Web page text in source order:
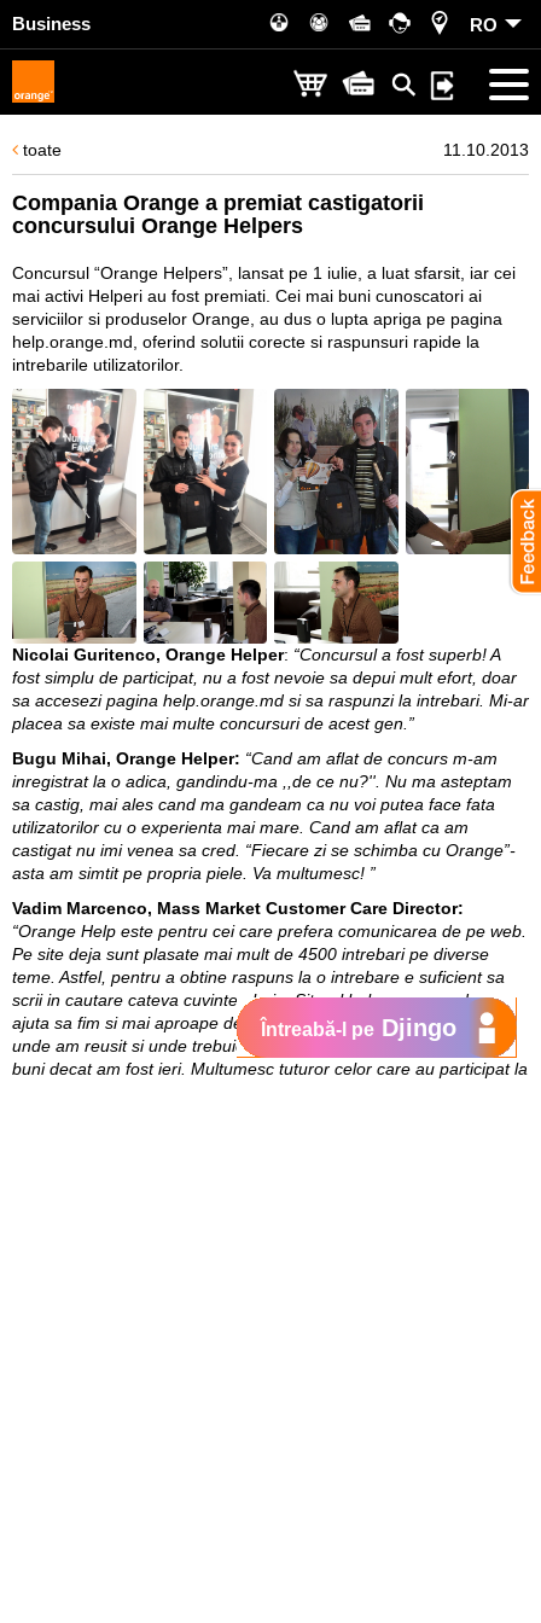
Business RO
toate 11.10.2013
Compania Orange a premiat castigatorii
concursului Orange Helpers
Concursul “Orange Helpers”, lansat pe 1 iulie, a luat sfarsit, iar cei
mai activi Helperi au fost premiati. Cei mai buni cunoscatori ai
serviciilor si produselor Orange, au dus o lupta apriga pe pagina
help.orange.md , oferind solutii corecte si raspunsuri rapide la
intrebarile utilizatorilor.
Nicolai Guritenco, Orange Helper: “Concursul a fost superb! A
fost simplu de participat, nu a fost nevoie sa depui mult efort, doar
sa accesezi pagina help.orange.md si sa raspunzi la intrebari. Mi-ar
placea sa existe mai multe concursuri de acest gen.”
Bugu Mihai, Orange Helper: “Cand am aflat de concurs m-am
inregistrat la o adica, gandindu-ma ,,de ce nu?''. Nu ma asteptam
sa castig, mai ales cand ma gandeam ca nu voi putea face fata
utilizatorilor cu o experienta mai mare. Cand am aflat ca am
castigat nu imi venea sa cred. “Fiecare zi se schimba cu Orange”-
asta am simtit pe propria piele. Va multumesc! ”
Vadim Marcenco, Mass Market Customer Care Director:
“Orange Help este pentru cei care prefera comunicarea de pe web.
Pe site deja sunt plasate mai mult de 4500 intrebari pe diverse
teme. Astfel, pentru a obtine raspuns la o intrebare e suficient sa
scrii in cautare cateva cuvinte-cheie. Site-ul help.orange.md ne
ajuta sa fim si mai aproape de clientii nostri, deoarece aici aflam
unde am reusit si unde trebuie sa mai lucram, ca sa fim azi mai
buni decat am fost ieri. Multumesc tuturor celor care au participat la
Întreabă-l pe Djingo